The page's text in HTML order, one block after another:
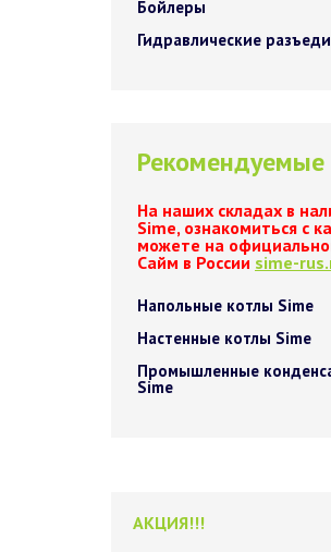
Бойлеры
Гидравлические
Рекомендуемые
На наших складах в
Sime, ознакомиться с
можете на
Сайм в России sime-
Напольные котлы Sime
Настенные котлы Sime
Промышленные
Sime
АКЦИЯ!!!